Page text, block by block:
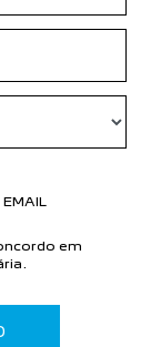
EMAIL
em